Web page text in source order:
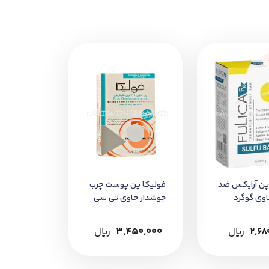
پن آرایکس ضد
گوگرد
﷼
فولیکا پن پوست چرب
جوشدار حاوی تی سی
3,450,000 ﷼